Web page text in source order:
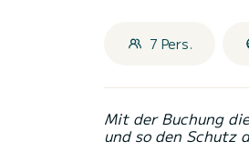
7 Pers.
Mit der Buchung
und so den Schutz